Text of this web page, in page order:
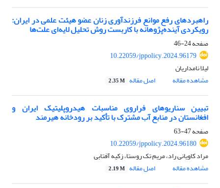
راهبردهای رفع موانع فرزندآوری زنان عضو هیئت علمی در ایران:
رویکردی آینده‌پژوهانه با کاربست روش تحلیل لایه‌ای علت‌ها
صفحه24-46
10.22059/jppolicy.2024.96179
لیلا نامداریان
مشاهده مقاله
اصل مقاله 2.35 M
تبیین سناریوهای فراروی مناسبات هیدروپلیتیک ایران و
افغانستان در منابع آب مشترک با تأکید بر رودخانه هیرمند
صفحه47-63
10.22059/jppolicy.2024.96180
مراد کاویانی راد، مریم تک روستا، زکیه آفتابی
مشاهده مقاله
اصل مقاله 2.19 M